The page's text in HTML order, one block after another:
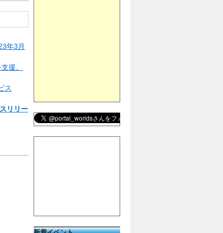
年3月
援。
ス
リリー